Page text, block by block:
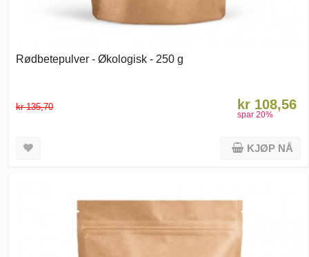
Rødbetepulver - Økologisk - 250 g
kr 135,70 kr 108,56
spar 20%
KJØP NÅ